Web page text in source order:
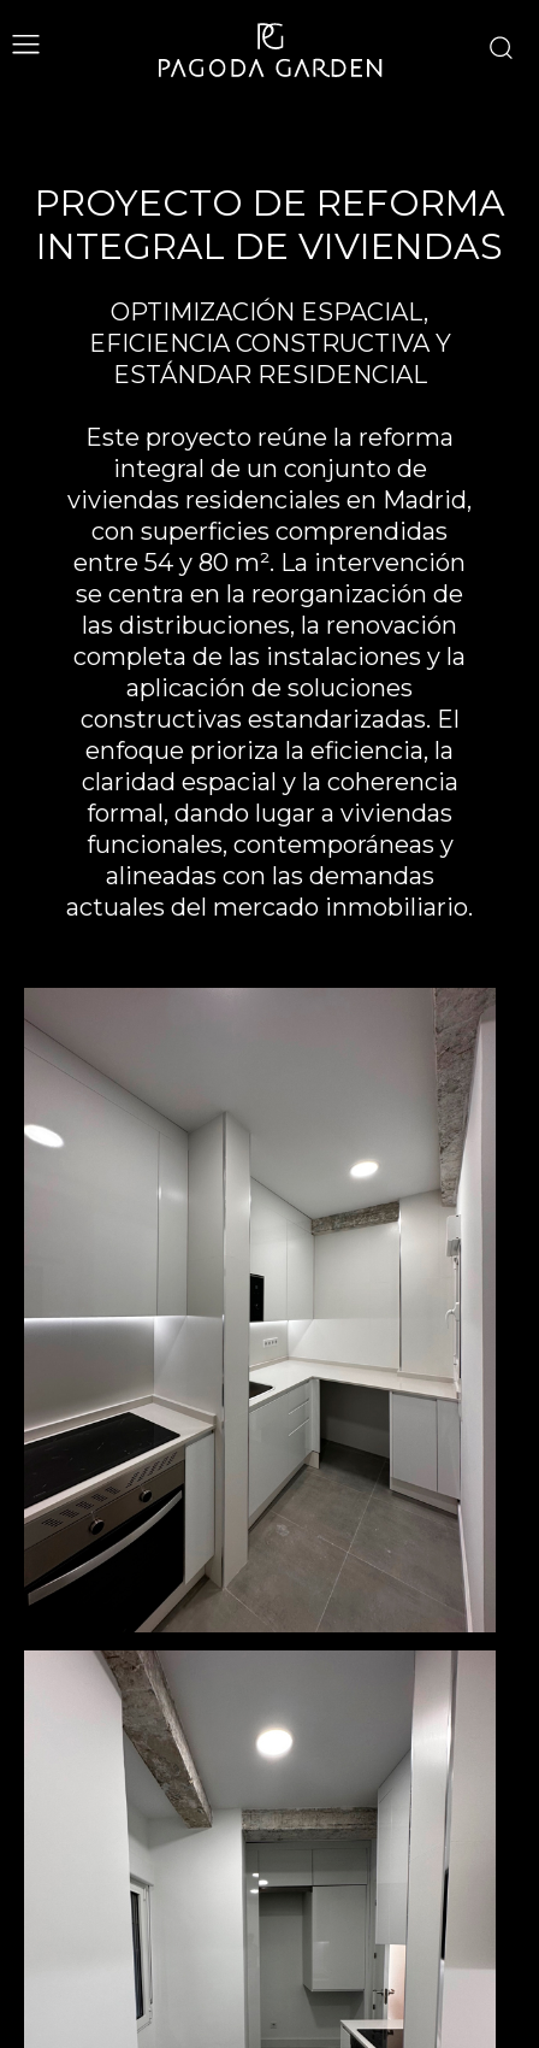
PROYECTO DE REFORMA
INTEGRAL DE VIVIENDAS
OPTIMIZACIÓN ESPACIAL,
EFICIENCIA CONSTRUCTIVA Y
ESTÁNDAR RESIDENCIAL
Este proyecto reúne la reforma
integral de un conjunto de
viviendas residenciales en Madrid,
con superficies comprendidas
entre 54 y 80 m². La intervención
se centra en la reorganización de
las distribuciones, la renovación
completa de las instalaciones y la
aplicación de soluciones
constructivas estandarizadas. El
enfoque prioriza la eficiencia, la
claridad espacial y la coherencia
formal, dando lugar a viviendas
funcionales, contemporáneas y
alineadas con las demandas
actuales del mercado inmobiliario.